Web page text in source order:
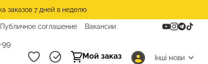
заказов 7 дней в неделю
Публичное соглашение
Вакансии
99
Мой заказ
Інші мови